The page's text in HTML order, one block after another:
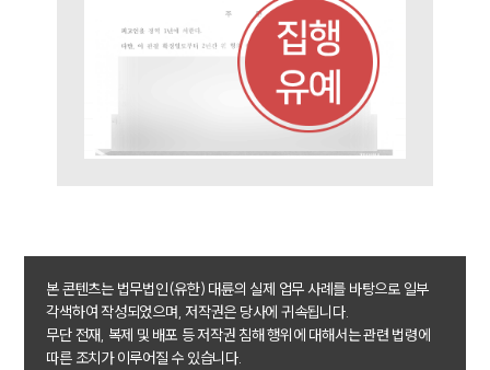
팀소개
대륜의 강점
오시는 길
글로벌 파트너 로펌
고객의 소리
통합검색
AI대륜
주요 업무사례
사례분석/최신동향
법률정보
법률지식인
고객후기
본 콘텐츠는 법무법인(유한) 대륜의 실제 업무 사례를 바탕으로 일부
각색하여 작성되었으며, 저작권은 당사에 귀속됩니다.
무단 전재, 복제 및 배포 등 저작권 침해 행위에 대해서는 관련 법령에
따른 조치가 이루어질 수 있습니다.